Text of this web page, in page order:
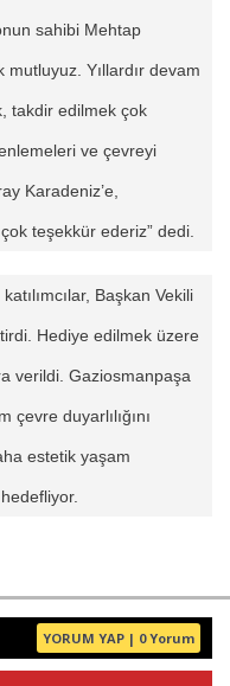
sahibi Mehtap
Yıllardır devam
takdir edilmek çok
ve çevreyi
Karadeniz’e,
teşekkür ederiz” dedi.
Başkan Vekili
Hediye edilmek üzere
verildi. Gaziosmanpaşa
duyarlılığını
estetik yaşam
YORUM YAP | 0 Yorum